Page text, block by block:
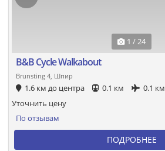
1 / 24
B&B Cycle Walkabout
Brunsting 4, Шпир
1.6 км до центра 0.1 км 0.1 км
По отзывам
Уточнить цену
ПОДРОБНЕЕ